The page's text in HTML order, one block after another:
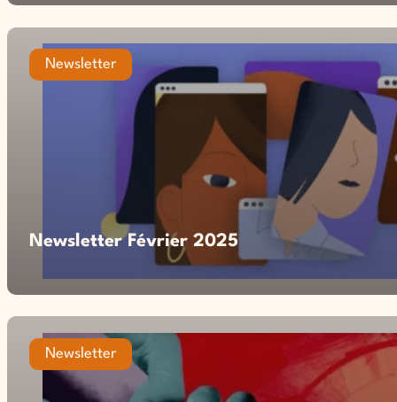
Newsletter
Newsletter Février 2025
Newsletter